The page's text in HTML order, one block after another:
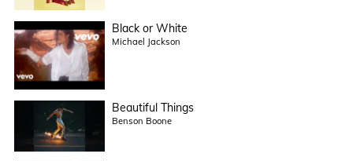
Black or White
Michael Jackson
Beautiful Things
Benson Boone